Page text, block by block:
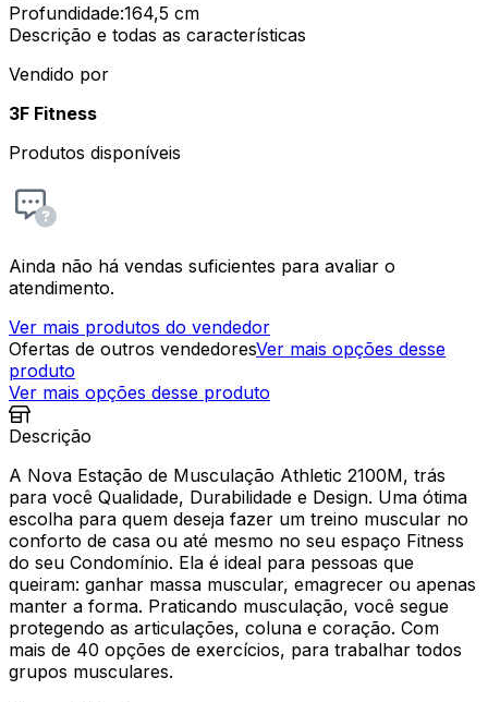
Profundidade:164,5 cm
Descrição e todas as características
Vendido por
3F Fitness
Produtos disponíveis
Ainda não há vendas suficientes para avaliar o
atendimento.
Ver mais produtos do vendedor
Ofertas de outros vendedoresVer mais opções desse
produto
Ver mais opções desse produto
Descrição
A Nova Estação de Musculação Athletic 2100M, trás
para você Qualidade, Durabilidade e Design. Uma ótima
escolha para quem deseja fazer um treino muscular no
conforto de casa ou até mesmo no seu espaço Fitness
do seu Condomínio. Ela é ideal para pessoas que
queiram: ganhar massa muscular, emagrecer ou apenas
manter a forma. Praticando musculação, você segue
protegendo as articulações, coluna e coração. Com
mais de 40 opções de exercícios, para trabalhar todos
grupos musculares.